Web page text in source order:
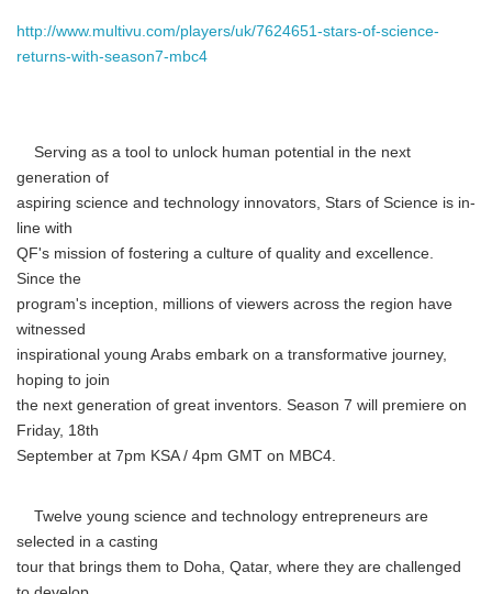
http://www.multivu.com/players/uk/7624651-stars-of-science-
returns-with-season7-mbc4
Serving as a tool to unlock human potential in the next
generation of
aspiring science and technology innovators, Stars of Science is in-
line with
QF's mission of fostering a culture of quality and excellence.
Since the
program's inception, millions of viewers across the region have
witnessed
inspirational young Arabs embark on a transformative journey,
hoping to join
the next generation of great inventors. Season 7 will premiere on
Friday, 18th
September at 7pm KSA / 4pm GMT on MBC4.
Twelve young science and technology entrepreneurs are
selected in a casting
tour that brings them to Doha, Qatar, where they are challenged